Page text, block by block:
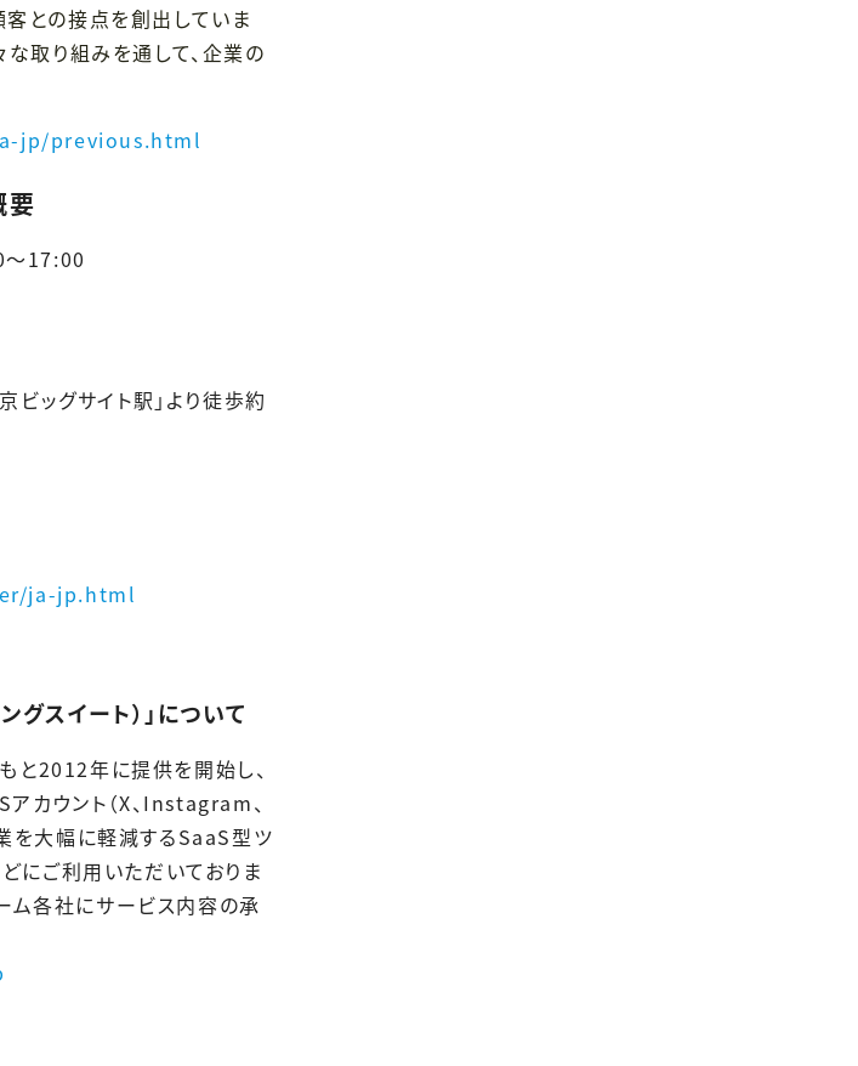
との接点を創出していま
取り組みを通して、企業の
jp/previous.html
要
～17:00
ビッグサイト駅」より徒歩約
ja-jp.html
スイート）」について
と2012年に提供を開始し、
カウント（X、Instagram、
を大幅に軽減するSaaS型ツ
にご利用いただいておりま
ーム各社にサービス内容の承